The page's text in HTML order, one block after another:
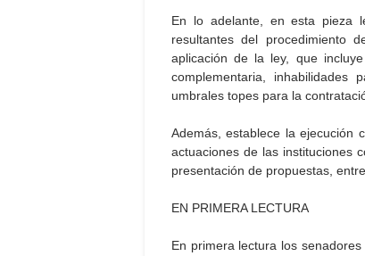
En lo adelante, en esta pieza
resultantes del procedimiento
aplicación de la ley, que
complementaria, inhabilidades
umbrales topes para la
Además, establece la ejecución
actuaciones de las instituciones
presentación de propuestas,
EN PRIMERA LECTURA
En primera lectura los